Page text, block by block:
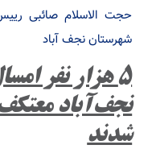
حجت الاسلام صائبی
شهرستان نجف آباد
۵ هزار نفر
نجف‌آباد
شدند